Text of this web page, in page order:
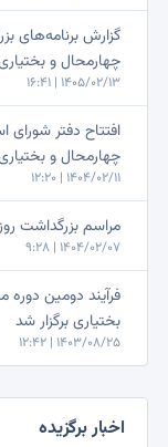
گزارش برنامه‌های
چهارمحال و
1405/02/13 | 16:41
افتتاح دفتر شورای
چهارمحال و
1404/02/11 | 12:20
مراسم بزرگداشت
1404/02/07 | 9:28
فرآیند دومین
بختیاری برگزار شد
1403/08/25 | 12:42
اخبار برگزیده